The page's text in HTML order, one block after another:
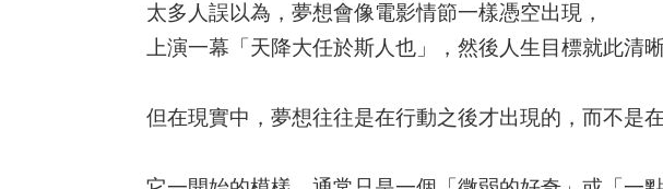
太多人誤以為，夢想會像電影情節一樣憑空出現，
上演一幕「天降大任於斯人也」，然後人生目標就此清晰
但在現實中，夢想往往是在行動之後才出現的，而不是